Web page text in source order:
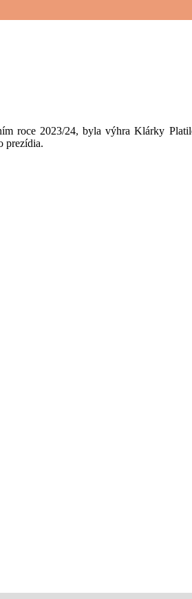
roce 2023/24, byla výhra Klárky
prezídia.